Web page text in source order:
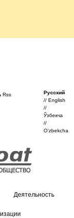
Rss
Русский
//English
//
Ўзбекча
//
O'zbekcha
Деятельность